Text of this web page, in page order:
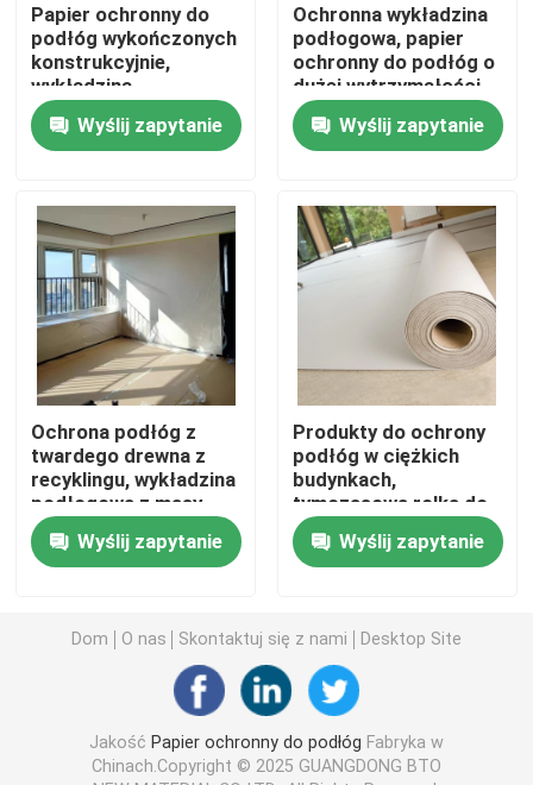
Ochrona podłogi z papieru kraft
Papier budowlany do pokrywania podłóg
Wodoodporne arkusze podłogowe
Tymczasowe pokrycie podłogowe ochronne
Czarny papier tekturowy
Oddychająca taśma klejąca
Pakowanie papieru w rolce
Kolorowe rolki papieru
Papier z tektury makulaturowej
Papier ochronny do
podłóg wykończonych
konstrukcyjnie,
wykładzina
podłogowa o
powierzchni 317 m2
Wyślij zapytanie
Ochronna wykładzina
podłogowa, papier
ochronny do podłóg o
dużej wytrzymałości
Wyślij zapytanie
Ochrona podłóg z
twardego drewna z
recyklingu, wykładzina
podłogowa z masy
celulozowej
Wyślij zapytanie
Produkty do ochrony
podłóg w ciężkich
budynkach,
tymczasowa rolka do
ochrony podłóg
Wyślij zapytanie
Dom O nas Skontaktuj się z nami Desktop Site
Jakość Papier ochronny do podłóg Fabryka w
Chinach.Copyright © 2025 GUANGDONG BTO